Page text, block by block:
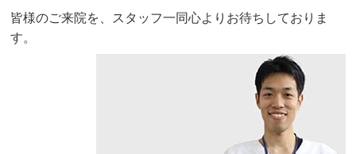
皆様のご来院を、スタッフ一同心よりお待ちしておりま
す。